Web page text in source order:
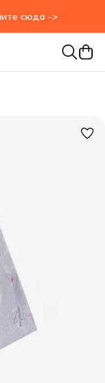
и юрлица - нажмите сюда ->